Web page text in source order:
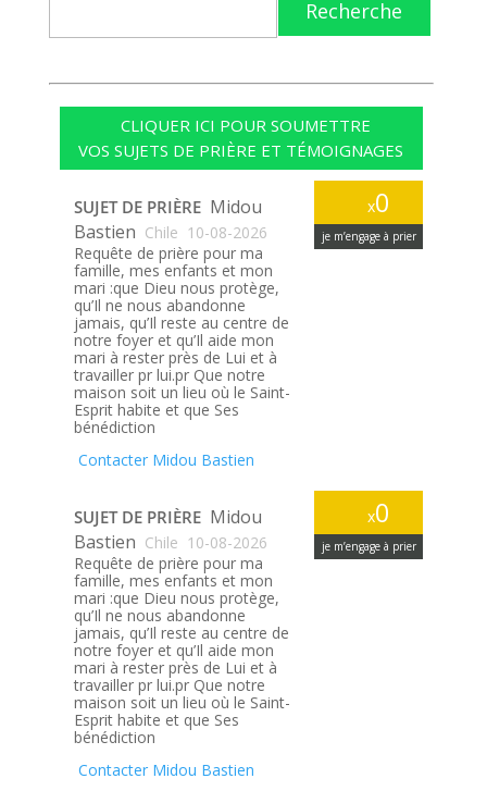
Recherche
CLIQUER ICI POUR SOUMETTRE
VOS SUJETS DE PRIÈRE ET TÉMOIGNAGES
x0
je m’engage à prier
SUJET DE PRIÈRE Midou
Bastien Chile 10-08-2026
Requête de prière pour ma
famille, mes enfants et mon
mari :que Dieu nous protège,
qu’Il ne nous abandonne
jamais, qu’Il reste au centre de
notre foyer et qu’Il aide mon
mari à rester près de Lui et à
travailler pr lui.pr Que notre
maison soit un lieu où le Saint-
Esprit habite et que Ses
bénédiction
Contacter Midou Bastien
x0
je m’engage à prier
SUJET DE PRIÈRE Midou
Bastien Chile 10-08-2026
Requête de prière pour ma
famille, mes enfants et mon
mari :que Dieu nous protège,
qu’Il ne nous abandonne
jamais, qu’Il reste au centre de
notre foyer et qu’Il aide mon
mari à rester près de Lui et à
travailler pr lui.pr Que notre
maison soit un lieu où le Saint-
Esprit habite et que Ses
bénédiction
Contacter Midou Bastien